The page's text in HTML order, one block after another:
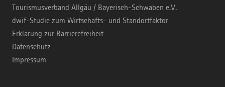
Tourismusverband Allgäu / Bayerisch-Schwaben e.V.
dwif-Studie zum Wirtschafts- und Standortfaktor
Erklärung zur Barrierefreiheit
Datenschutz
Impressum